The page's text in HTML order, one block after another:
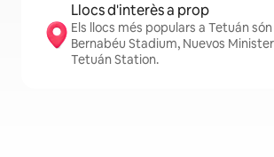
Llocs d'interès a prop
Els llocs més populars a Tetuán
Bernabéu Stadium, Nuevos
Tetuán Station.